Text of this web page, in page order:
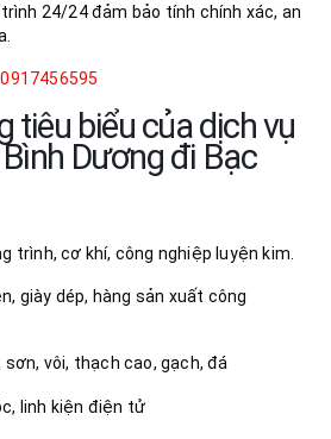
24/24 đảm bảo tính chính xác, an
tiêu biểu của dịch vụ
Dương đi Bạc
trình, cơ khí, công nghiệp luyện kim.
giày dép, hàng sản xuất công
sơn, vôi, thạch cao, gạch, đá
linh kiện điện tử